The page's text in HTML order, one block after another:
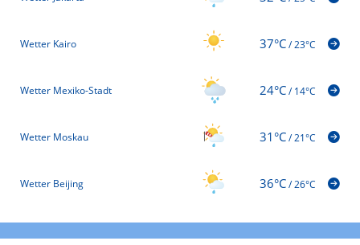
Wetter Kairo 37°C/23°C
Wetter Mexiko-Stadt 24°C/14°C
Wetter Moskau 31°C/21°C
Wetter Beijing 36°C/26°C